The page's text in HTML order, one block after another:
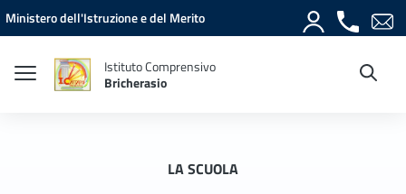
Vai ai contenuti
Vai al menu di navigazione
Vai al footer
Ministero dell'Istruzione e del Merito
Istituto Comprensivo
Bricherasio
LA SCUOLA